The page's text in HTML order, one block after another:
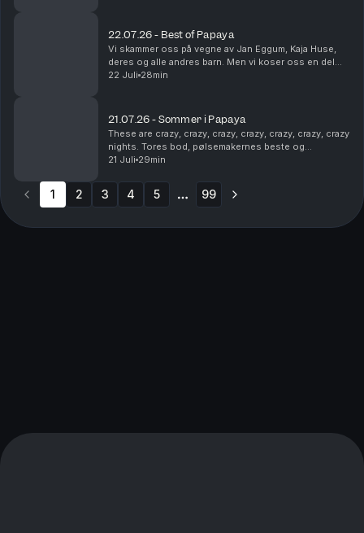
22.07.26 - Best of Papaya
Vi skammer oss på vegne av Jan Eggum, Kaja Huse,
deres og alle andres barn. Men vi koser oss en del
med høydepunkter fra sesongen som gikk.
22 Juli 28min
21.07.26 - Sommer i Papaya
These are crazy, crazy, crazy, crazy, crazy, crazy, crazy
nights. Tores bod, pølsemakernes beste og
livreddende førstehjelp. Snakkes!
21 Juli 29min
1 2 3 4 5 99